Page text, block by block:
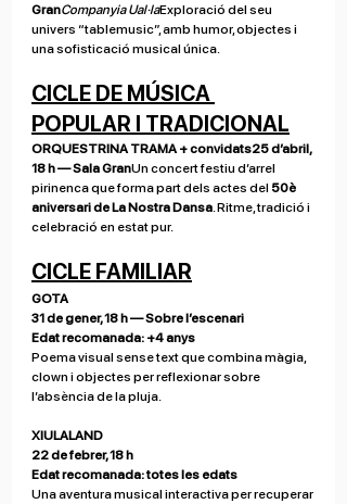
GranCompanyia Ual·laExploració del seu
univers “tablemusic”, amb humor, objectes i
una sofisticació musical única.
CICLE DE MÚSICA
POPULAR I TRADICIONAL
ORQUESTRINA TRAMA + convidats25 d’abril,
18 h — Sala GranUn concert festiu d’arrel
pirinenca que forma part dels actes del 50è
aniversari de La Nostra Dansa . Ritme, tradició i
celebració en estat pur.
CICLE FAMILIAR
GOTA
31 de gener, 18 h — Sobre l’escenari
Edat recomanada: +4 anys
Poema visual sense text que combina màgia,
clown i objectes per reflexionar sobre
l’absència de la pluja.
XIULALAND
22 de febrer, 18 h
Edat recomanada: totes les edats
Una aventura musical interactiva per recuperar